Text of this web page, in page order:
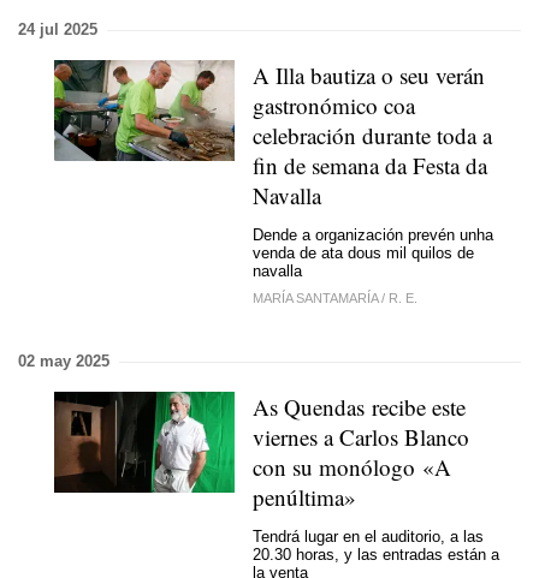
24 jul 2025
A Illa bautiza o seu verán
gastronómico coa
celebración durante toda a
fin de semana da Festa da
Navalla
Dende a organización prevén unha
venda de ata dous mil quilos de
navalla
MARÍA SANTAMARÍA/ R. E.
02 may 2025
As Quendas recibe este
viernes a Carlos Blanco
con su monólogo «A
penúltima»
Tendrá lugar en el auditorio, a las
20.30 horas, y las entradas están a
la venta